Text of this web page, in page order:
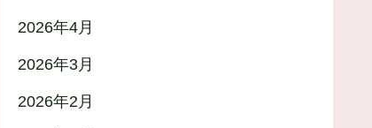
2026年4月
2026年3月
2026年2月